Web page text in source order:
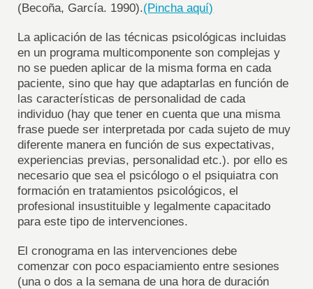
(Becoña, García. 1990).(Pincha aquí)
La aplicación de las técnicas psicológicas incluidas
en un programa multicomponente son complejas y
no se pueden aplicar de la misma forma en cada
paciente, sino que hay que adaptarlas en función de
las características de personalidad de cada
individuo (hay que tener en cuenta que una misma
frase puede ser interpretada por cada sujeto de muy
diferente manera en función de sus expectativas,
experiencias previas, personalidad etc.). por ello es
necesario que sea el psicólogo o el psiquiatra con
formación en tratamientos psicológicos, el
profesional insustituible y legalmente capacitado
para este tipo de intervenciones.
El cronograma en las intervenciones debe
comenzar con poco espaciamiento entre sesiones
(una o dos a la semana de una hora de duración